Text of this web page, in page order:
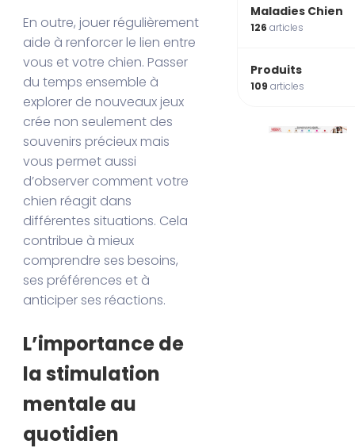
En outre, jouer régulièrement
aide à renforcer le lien entre
vous et votre chien. Passer
du temps ensemble à
explorer de nouveaux jeux
crée non seulement des
souvenirs précieux mais
vous permet aussi
d’observer comment votre
chien réagit dans
différentes situations. Cela
contribue à mieux
comprendre ses besoins,
ses préférences et à
anticiper ses réactions.
L’importance de
la stimulation
mentale au
quotidien
Maladies Chien
126articles
Produits
109articles